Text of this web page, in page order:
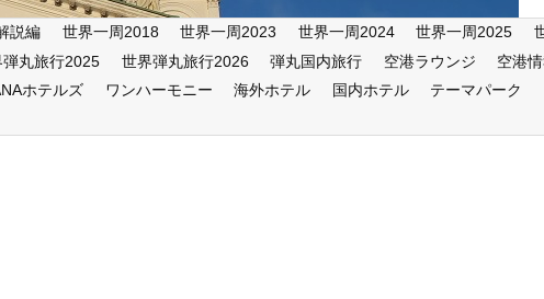
説編 世界一周2018 世界一周2023 世界一周2024 世界一周2025
弾丸旅行2025 世界弾丸旅行2026 弾丸国内旅行 空港ラウンジ 空港
ホテルズ ワンハーモニー 海外ホテル 国内ホテル テーマパーク